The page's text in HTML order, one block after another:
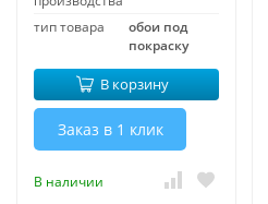
тип товара
обои под
покраску
В корзину
Заказ в 1 клик
В наличии